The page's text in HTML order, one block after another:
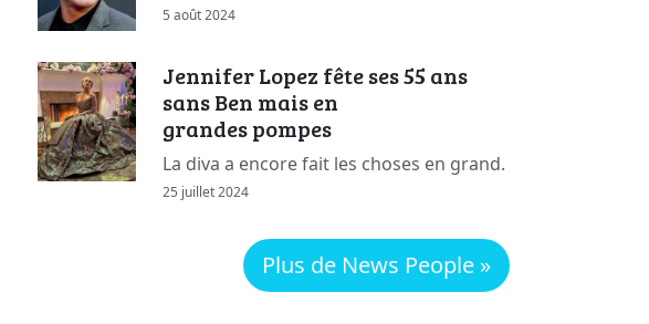
5 août 2024
Jennifer Lopez fête ses 55 ans
sans Ben mais en
grandes pompes
La diva a encore fait les choses en grand.
25 juillet 2024
Plus de News People »